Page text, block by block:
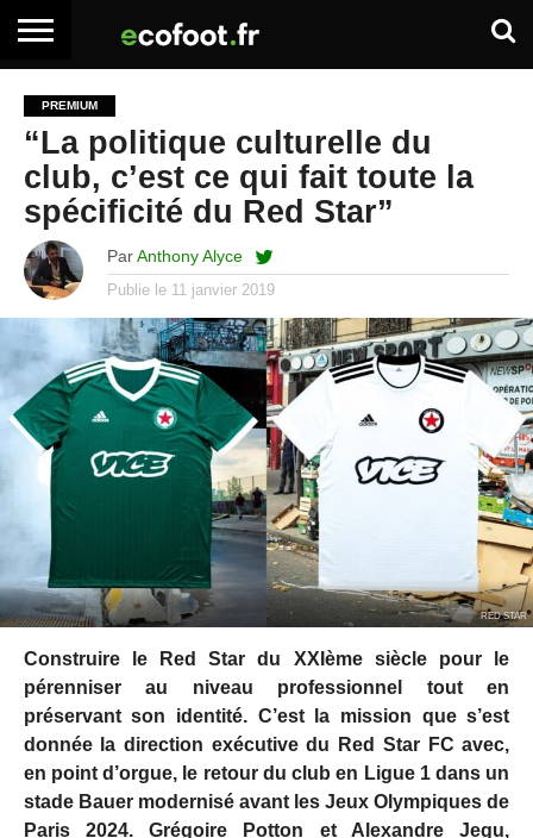
ARTICLES
PREMIUM
ADHÉSION
PREMIUM
SE
CONNECTER
EMPLOI
BOITE
À
OUTILS
PREMIUM
“La politique culturelle du
club, c’est ce qui fait toute la
spécificité du Red Star”
Par Anthony Alyce
Publie le 11 janvier 2019
RED STAR
Construire le Red Star du XXIème siècle pour le
pérenniser au niveau professionnel tout en
préservant son identité. C’est la mission que s’est
donnée la direction exécutive du Red Star FC avec,
en point d’orgue, le retour du club en Ligue 1 dans un
stade Bauer modernisé avant les Jeux Olympiques de
Paris 2024. Grégoire Potton et Alexandre Jegu,